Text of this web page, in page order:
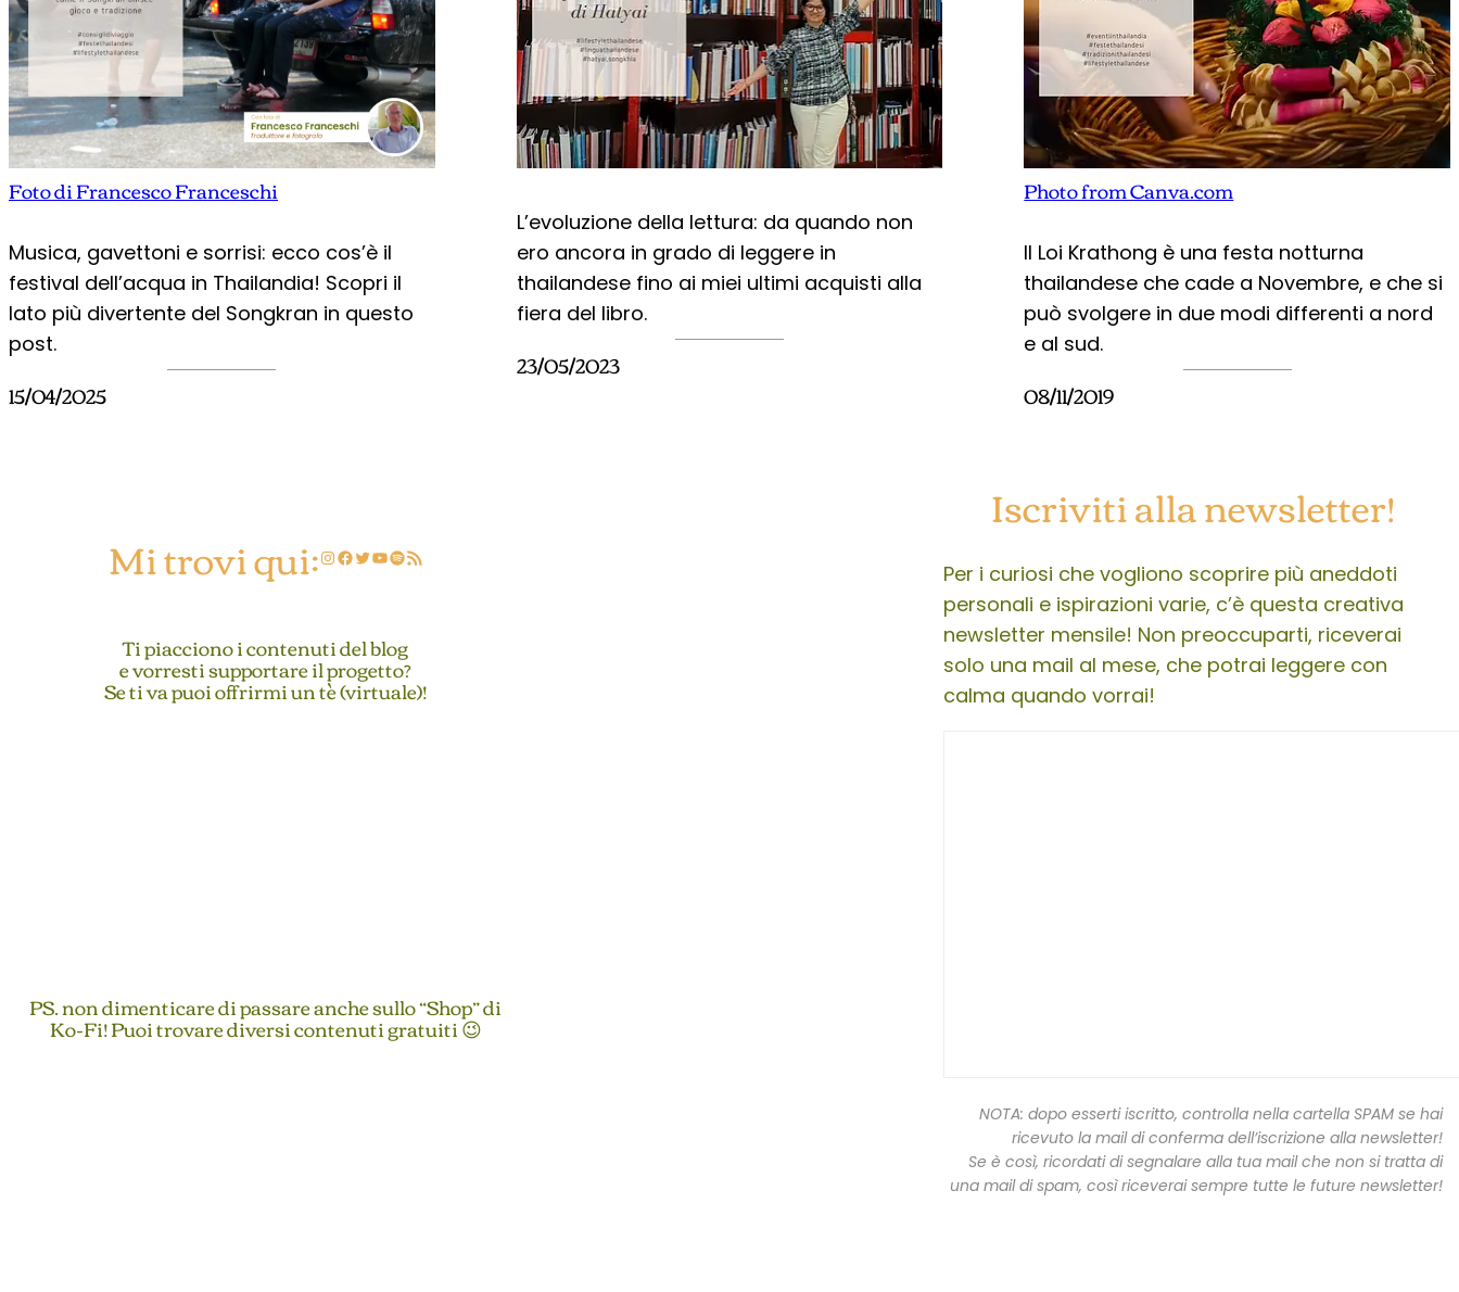
Foto di Francesco Franceschi
Musica, gavettoni e sorrisi: ecco cos’è il
festival dell’acqua in Thailandia! Scopri il
lato più divertente del Songkran in questo
post.
15/04/2025
L’evoluzione della lettura: da quando non
ero ancora in grado di leggere in
thailandese fino ai miei ultimi acquisti alla
fiera del libro.
23/05/2023
Photo from Canva.com
Il Loi Krathong è una festa notturna
thailandese che cade a Novembre, e che si
può svolgere in due modi differenti a nord
e al sud.
08/11/2019
Mi trovi qui:InstagramFacebookTwitter YouTube Spotify Feed RSS
Ti piacciono i contenuti del blog
e vorresti supportare il progetto?
Se ti va puoi offrirmi un tè (virtuale)!
PS. non dimenticare di passare anche sullo “Shop” di
Ko-Fi! Puoi trovare diversi contenuti gratuiti 😉
Iscriviti alla newsletter!
Per i curiosi che vogliono scoprire più aneddoti
personali e ispirazioni varie, c’è questa creativa
newsletter mensile! Non preoccuparti, riceverai
solo una mail al mese, che potrai leggere con
calma quando vorrai!
NOTA: dopo esserti iscritto, controlla nella cartella SPAM se hai
ricevuto la mail di conferma dell’iscrizione alla newsletter!
Se è così, ricordati di segnalare alla tua mail che non si tratta di
una mail di spam, così riceverai sempre tutte le future newsletter!